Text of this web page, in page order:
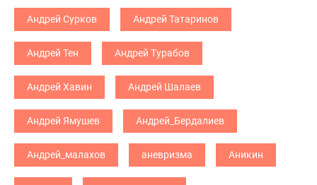
Андрей Сурков Андрей Татаринов
Андрей Тен Андрей Турабов
Андрей Хавин Андрей Шалаев
Андрей Ямушев Андрей_Бердалиев
Андрей_малахов аневризма Аникин